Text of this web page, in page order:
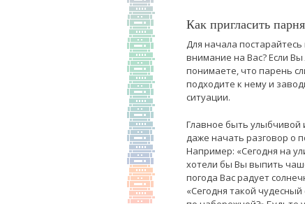
Как пригласить
Для начала
внимание на Вас? Если Вы
понимаете, что парень
подходите к нему и
ситуации.
Главное быть
даже начать разговор о
Например: «Сегодня на
хотели бы Вы выпить
погода Вас радует
«Сегодня такой